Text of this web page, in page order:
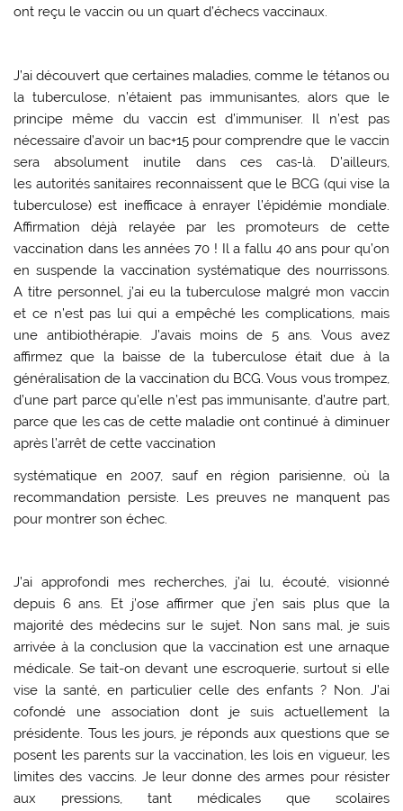
ont reçu le vaccin ou un quart d’échecs vaccinaux.
J’ai découvert que certaines maladies, comme le tétanos ou
la tuberculose, n’étaient pas immunisantes, alors que le
principe même du vaccin est d’immuniser. Il n’est pas
nécessaire d’avoir un bac+15 pour comprendre que le vaccin
sera absolument inutile dans ces cas-là. D’ailleurs,
les autorités sanitaires reconnaissent que le BCG (qui vise la
tuberculose) est inefficace à enrayer l’épidémie mondiale.
Affirmation déjà relayée par les promoteurs de cette
vaccination dans les années 70 ! Il a fallu 40 ans pour qu’on
en suspende la vaccination systématique des nourrissons.
A titre personnel, j’ai eu la tuberculose malgré mon vaccin
et ce n’est pas lui qui a empêché les complications, mais
une antibiothérapie. J’avais moins de 5 ans. Vous avez
affirmez que la baisse de la tuberculose était due à la
généralisation de la vaccination du BCG. Vous vous trompez,
d’une part parce qu’elle n’est pas immunisante, d’autre part,
parce que les cas de cette maladie ont continué à diminuer
après l’arrêt de cette vaccination
systématique en 2007, sauf en région parisienne, où la
recommandation persiste. Les preuves ne manquent pas
pour montrer son échec.
J’ai approfondi mes recherches, j’ai lu, écouté, visionné
depuis 6 ans. Et j’ose affirmer que j’en sais plus que la
majorité des médecins sur le sujet. Non sans mal, je suis
arrivée à la conclusion que la vaccination est une arnaque
médicale. Se tait-on devant une escroquerie, surtout si elle
vise la santé, en particulier celle des enfants ? Non. J’ai
cofondé une association dont je suis actuellement la
présidente. Tous les jours, je réponds aux questions que se
posent les parents sur la vaccination, les lois en vigueur, les
limites des vaccins. Je leur donne des armes pour résister
aux pressions, tant médicales que scolaires